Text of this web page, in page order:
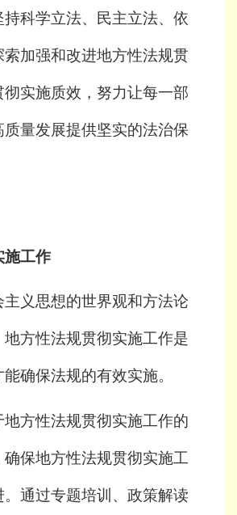
科学立法、民主立法、依
加强和改进地方性法规贯
实施质效，努力让每一部
质量发展提供坚实的法治保
施工作
义思想的世界观和方法论
方性法规贯彻实施工作是
确保法规的有效实施。
方性法规贯彻实施工作的
保地方性法规贯彻实施工
通过专题培训、政策解读